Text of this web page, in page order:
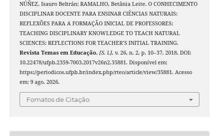
NÚÑEZ, Isauro Beltrán; RAMALHO, Betânia Leite. O CONHECIMENTO
DISCIPLINAR DOCENTE PARA ENSINAR CIÊNCIAS NATURAIS:
REFLEXÕES PARA A FORMAÇÃO INICIAL DE PROFESSORES:
TEACHING DISCIPLINARY KNOWLEDGE TO TEACH NATURAL
SCIENCES: REFLECTIONS FOR TEACHER’S INITIAL TRAINING.
Revista Temas em Educação, [S. l.], v. 26, n. 2, p. 10–37, 2018. DOI:
10.22478/ufpb.2359-7003.2017v26n2.35881. Disponível em:
https://periodicos.ufpb.br/index.php/rteo/article/view/35881. Acesso
em: 9 ago. 2026.
Fomatos de Citação